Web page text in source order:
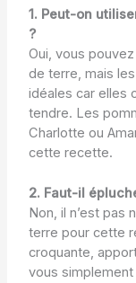
1. Peut-on
?
Oui, vous
de terre, mais
idéales car elles
tendre. Les
Charlotte ou
cette recette.
2. Faut-il
Non, il n’est pas
terre pour cette
croquante,
vous